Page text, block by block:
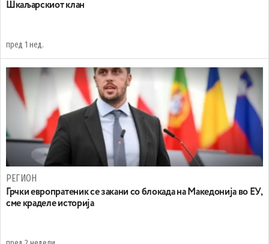
Шкаљарскиот клан
пред 1 нед.
РЕГИОН
Грчки европратеник се закани со блокада на Македонија во ЕУ,
сме краделе историја